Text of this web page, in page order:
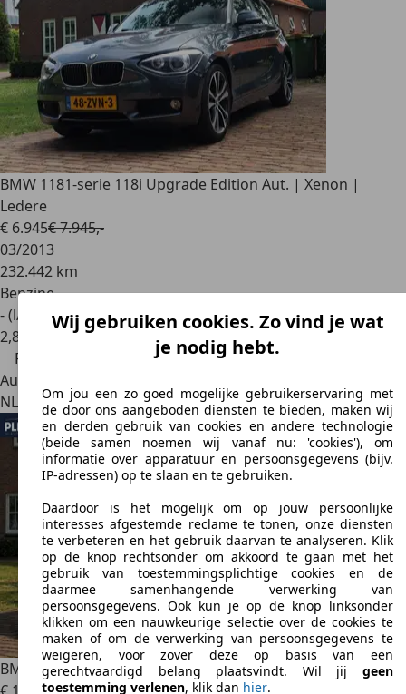
BMW 1181-serie 118i Upgrade Edition Aut. | Xenon |
Ledere
€ 6.945€ 7.945,-
03/2013
232.442 km
Benzine
- (l/100 km)
2,8
Prijsdaling
Autobedrijf
NL 6721 NGBennekom
BMW 1181-serie 118i Executive Aut. | M-Pakket | Facelift
Wij gebruiken cookies. Zo vind je wat
je nodig hebt.
Om jou een zo goed mogelijke gebruikerservaring met
de door ons aangeboden diensten te bieden, maken wij
en derden gebruik van cookies en andere technologie
(beide samen noemen wij vanaf nu: 'cookies'), om
informatie over apparatuur en persoonsgegevens (bijv.
IP-adressen) op te slaan en te gebruiken.
Daardoor is het mogelijk om op jouw persoonlijke
interesses afgestemde reclame te tonen, onze diensten
te verbeteren en het gebruik daarvan te analyseren. Klik
op de knop rechtsonder om akkoord te gaan met het
gebruik van toestemmingsplichtige cookies en de
daarmee samenhangende verwerking van
persoonsgegevens. Ook kun je op de knop linksonder
klikken om een nauwkeurige selectie over de cookies te
maken of om de verwerking van persoonsgegevens te
weigeren, voor zover deze op basis van een
gerechtvaardigd belang plaatsvindt. Wil jij geen
toestemming verlenen, klik dan hier.